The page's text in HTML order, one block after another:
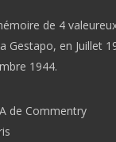
de 4
Gestapo, en Juillet
1944.
de Commentry